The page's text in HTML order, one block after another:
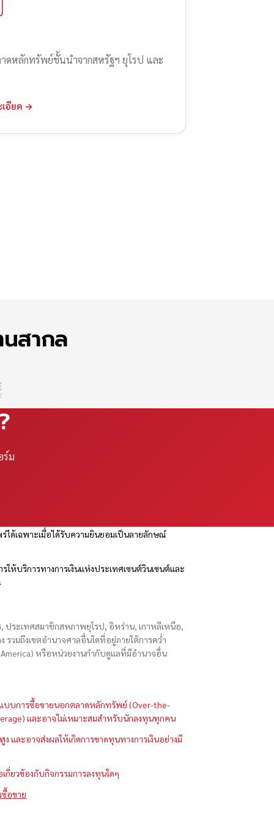
ดหลักทรัพย์ชั้นนำจากสหรัฐฯ ยุโรป และ
เอียด →
สากล
ร์ม
ได้เฉพาะเมื่อได้รับความยินยอมเป็นลายลักษณ์
ห้บริการทางการเงินแห่งประเทศเซนต์วินเซนต์และ
ประเทศสมาชิกสหภาพยุโรป, อิหร่าน, เกาหลีเหนือ,
รวมถึงเขตอำนาจศาลอื่นใดที่อยู่ภายใต้การคว่ำ
หรือหน่วยงานกำกับดูแลที่มีอำนาจอื่น
แบบการซื้อขายนอกตลาดหลักทรัพย์ (Over-the-
และอาจไม่เหมาะสมสำหรับนักลงทุนทุกคน
ง และอาจส่งผลให้เกิดการขาดทุนทางการเงินอย่างมี
กี่ยวข้องกับกิจกรรมการลงทุนใดๆ
ซื้อขาย